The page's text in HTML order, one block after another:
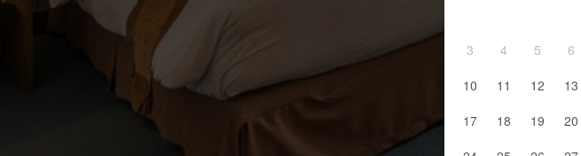
3
4 5 6
10
11 12 13
17
18 19 20